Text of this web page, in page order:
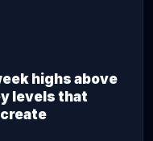
highs above
levels that